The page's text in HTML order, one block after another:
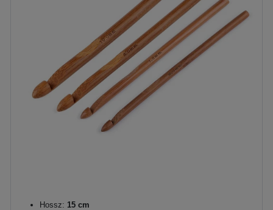
Hossz: 15 cm